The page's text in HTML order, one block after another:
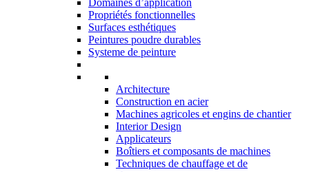
Domaines d’application
Propriétés fonctionnelles
Surfaces esthétiques
Peintures poudre durables
Systeme de peinture
Architecture
Construction en acier
Machines agricoles et engins de chantier
Interior Design
Applicateurs
Boîtiers et composants de machines
Techniques de chauffage et de